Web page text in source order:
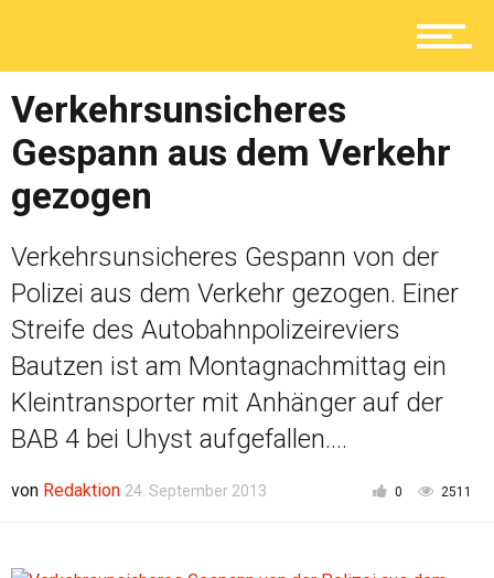
Ratgeber
Kolumne
Shop
Verkehrsunsicheres
Gespann aus dem Verkehr
gezogen
Verkehrsunsicheres Gespann von der
Polizei aus dem Verkehr gezogen. Einer
Streife des Autobahnpolizeireviers
Bautzen ist am Montagnachmittag ein
Kleintransporter mit Anhänger auf der
BAB 4 bei Uhyst aufgefallen....
von Redaktion 24. September 2013 0 2511